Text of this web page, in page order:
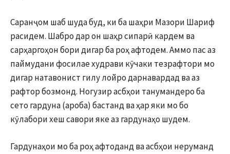
Саранҷом шаб шуда буд, ки ба шаҳри Мазори Шариф
расидем. Шабро дар он шаҳр сипарӣ кардем ва
сарҳаргоҳон бори дигар ба роҳ афтодем. Аммо пас аз
паймудани фосилае худрави кӯчаки тезрафтори мо
дигар натавонист гилу лойро дарнавардад ва аз
рафтор бозмонд. Ногузир асбҳои танумандеро ба
сето гардуна (ароба) бастанд ва ҳар яки мо бо
кӯлабори хеш савори яке аз гардунаҳо шудем.
Гардунаҳои мо ба роҳ афтоданд ва асбҳои неруманд